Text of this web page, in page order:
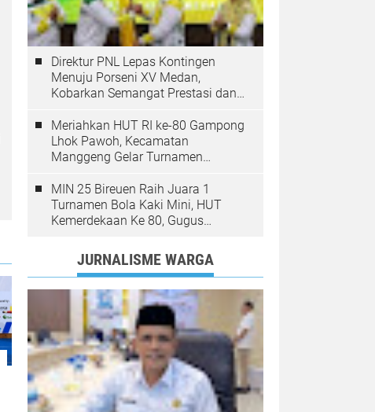
Direktur PNL Lepas Kontingen
Menuju Porseni XV Medan,
Kobarkan Semangat Prestasi dan
Meriahkan HUT RI ke-80 Gampong
Lhok Pawoh, Kecamatan
Manggeng Gelar Turnamen
MIN 25 Bireuen Raih Juara 1
Turnamen Bola Kaki Mini, HUT
Kemerdekaan Ke 80, Gugus
JURNALISME WARGA